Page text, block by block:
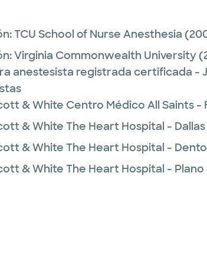
TCU School of Nurse Anesthesia
Virginia Commonwealth University
anestesista registrada certificada -
& White Centro Médico All Saints -
& White The Heart Hospital - Dallas
& White The Heart Hospital -
& White The Heart Hospital - Plano